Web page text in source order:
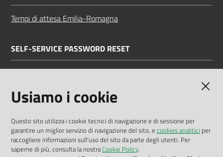
Tempi di attesa Emilia-Romagna
SELF-SERVICE PASSWORD RESET
Dichiarazione di accessibilità
Privacy policy
Usiamo i cookie
Questo sito utilizza i cookie tecnici di navigazione e di sessione per
garantire un miglior servizio di navigazione del sito, e cookies analitici per
raccogliere informazioni sull'uso del sito da parte degli utenti. Per
saperne di più, consulta la nostraCookie Policy.